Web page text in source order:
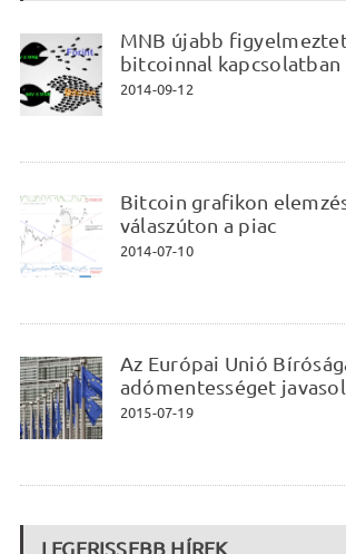
MNB újabb
bitcoinnal kapcsolatban
2014-09-12
Bitcoin grafikon
válaszúton a piac
2014-07-10
Az Európai Unió
adómentességet
2015-07-19
LEGFRISSEBB HÍREK